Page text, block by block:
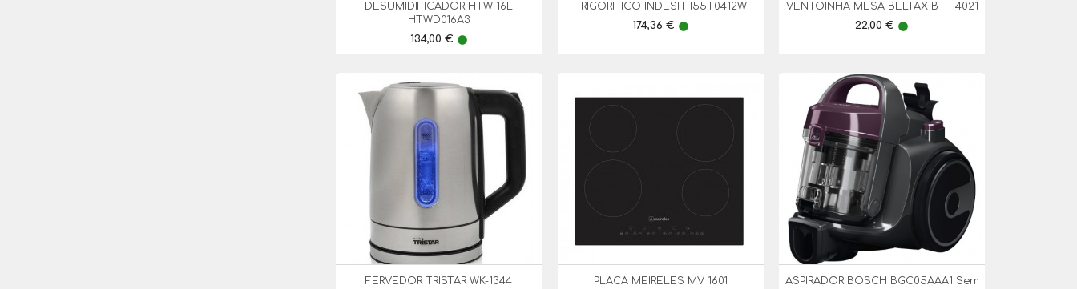
DESUMIDIFICADOR HTW 16L
HTWD016A3
Preço
134,00 € lens
Vista Rápida
FRIGORIFICO INDESIT I55T0412W
Preço
174,36 € lens
Vista Rápida
VENTOINHA MESA BELTAX BTF 4021
Preço
22,00 € lens
 Vista Rápida
FERVEDOR TRISTAR WK-1344
PLACA MEIRELES MV 1601
ASPIRADOR BOSCH BGC05AAA1 Sem